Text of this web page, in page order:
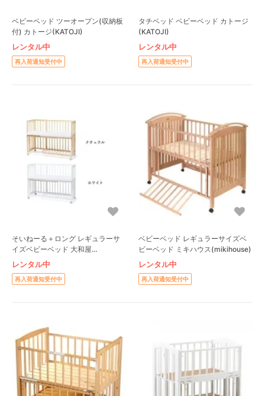
ベビーベッド ツーオープン(収納板
付) カトージ(KATOJI)
レンタル中
再入荷通知受付中
タチベッド ベビーベッド カトージ
(KATOJI)
レンタル中
再入荷通知受付中
そいねーる＋ロング レギュラーサ
イズベビーベッド 大和屋
(yamatoya)
レンタル中
再入荷通知受付中
ベビーベッド レギュラーサイズベ
ビーベッド ミキハウス(mikihouse)
レンタル中
再入荷通知受付中